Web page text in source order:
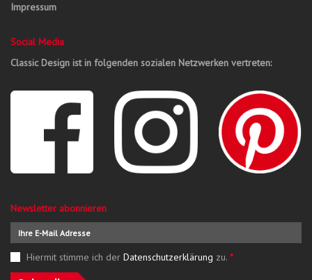
Impressum
Social Media
Classic Design ist in folgenden sozialen Netzwerken vertreten:
Newsletter abonnieren
Hiermit stimme ich der Datenschutzerklärung zu. *